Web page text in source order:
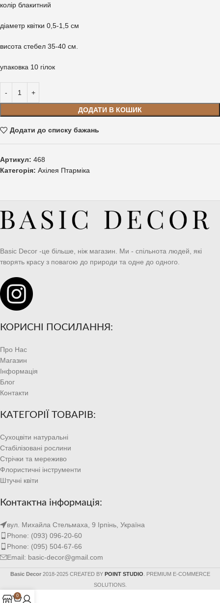
колір блакитний
діаметр квітки 0,5-1,5 см
висота стебел 35-40 см.
упаковка 10 гілок
ДОДАТИ В КОШИК
Додати до списку бажань
Артикул: 468
Категорія: Ахілея Птарміка
Basic Decor -це більше, ніж магазин. Ми - спільнота людей, які
творять красу з повагою до природи та одне до одного.
КОРИСНІ ПОСИЛАННЯ:
Про Нас
Магазин
Інформація
Блог
Контакти
КАТЕГОРІЇ ТОВАРІВ:
Сухоцвіти натуральні
Стабілізовані рослини
Стрічки та мереживо
Флористичні інструменти
Штучні квіти
Контактна інформація:
вул. Михайла Стельмаха, 9 Ірпінь, Україна
Phone: (093) 096-20-60
Phone: (095) 504-67-66
Email: basic-decor@gmail.com
Basic Decor 2018-2025 CREATED BY POINT STUDIO . PREMIUM E-COMMERCE
SOLUTIONS.
0